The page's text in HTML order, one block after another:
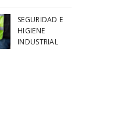
SEGURIDAD E
HIGIENE
INDUSTRIAL